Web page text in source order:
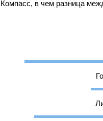
Компасс, в чем разница